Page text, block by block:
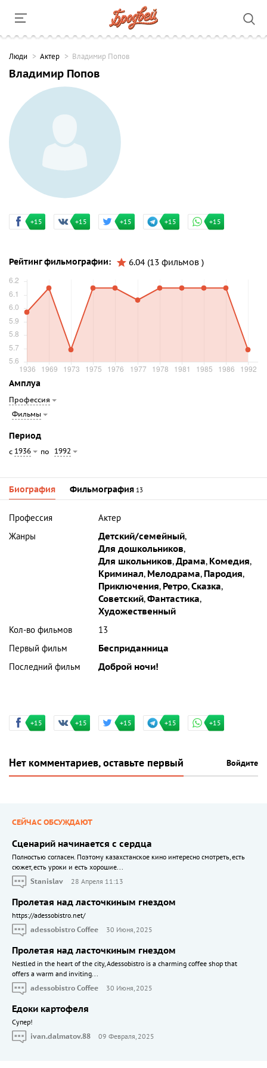
Люди Актер Владимир Попов
Владимир Попов
+15 +15 +15 +15 +15
Рейтинг фильмографии: 6.04 (13 фильмов )
Амплуа
Профессия
Фильмы
Период
с 1936 по 1992
Биография Фильмография 13
Профессия
Актер
Жанры
Детский/семейный,
Для дошкольников,
Для школьников,Драма, Комедия,
Криминал, Мелодрама, Пародия,
Приключения, Ретро,Сказка,
Советский,Фантастика,
Художественный
Кол-во фильмов
13
Первый фильм
Бесприданница
Последний фильм
Доброй ночи!
+15 +15 +15 +15 +15
Нет комментариев, оставьте первый Войдите
СЕЙЧАС ОБСУЖДАЮТ
Сценарий начинается с сердца
Полностью согласен. Поэтому казахстанское кино интересно смотреть, есть
сюжет, есть уроки и есть хорошие...
Stanislav
28 Апреля 11:13
Пролетая над ласточкиным гнездом
https://adessobistro.net/
adessobistro Coffee
30 Июня, 2025
Пролетая над ласточкиным гнездом
Nestled in the heart of the city, Adessobistro is a charming coffee shop that
offers a warm and inviting...
adessobistro Coffee
30 Июня, 2025
Едоки картофеля
Cупер!
ivan.dalmatov.88
09 Февраля, 2025